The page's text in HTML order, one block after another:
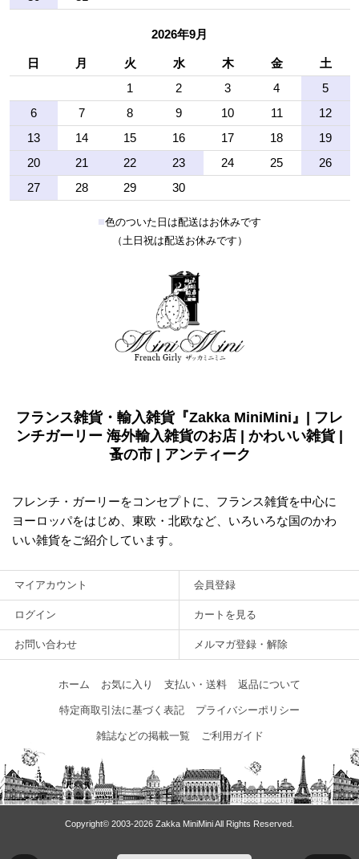
2026年9月
日 月 火 水 木 金
土
1
2 3 4
5
6
7 8 9 10 11
12
13
14 15 16 17 18
19
20
21 22 23 24 25
26
27
28 29 30
■色のついた日は配送はお休みです
（土日祝は配送お休みです）
フランス雑貨・輸入雑貨『Zakka MiniMini』| フレ
ンチガーリー 海外輸入雑貨のお店 | かわいい雑貨 |
蚤の市 | アンティーク
フレンチ・ガーリーをコンセプトに、フランス雑貨を中心に
ヨーロッパをはじめ、東欧・北欧など、いろいろな国のかわ
いい雑貨をご紹介しています。
マイアカウント 会員登録
ログイン カートを見る
お問い合わせ メルマガ登録・解除
ホーム お気に入り 支払い・送料 返品について
特定商取引法に基づく表記 プライバシーポリシー
雑誌などの掲載一覧 ご利用ガイド
Copyright© 2003‐2026 Zakka MiniMini All Rights Reserved.